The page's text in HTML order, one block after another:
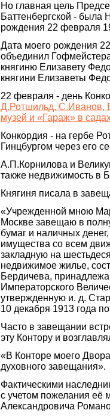
Но главная цель
Баттенбергской - была
рождения 22 февраля
Дата моего рождения
объединил
княгиню Елизавету
княгини Елизаветы
22 февраля - день
Д.Ротшильд, С.Иванов,
музей и «Гараж» в
Конкордия - на гербе
Гинцбургом через его
А.П.Корнилова и
также недвижимость в
Княгиня писала в
«Учрежденной мною
Москве завещаю в
бумаг и наличных
имущества со всем
закладную на
недвижимое жилье,
Бердичева,
Императорского
утвержденную и. д.
10 декабря 1913 года
Часто в завещании
эту Контору и
«В Конторе моего Двора
духовного завещания».
Фактическими
с учетом пожелания её
Александровича